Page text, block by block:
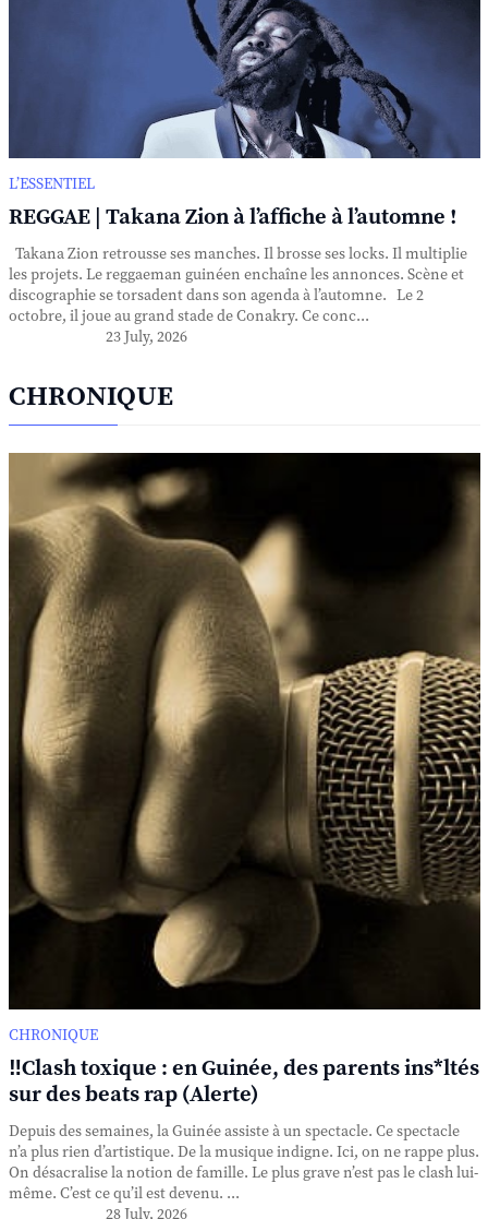
L’ESSENTIEL
REGGAE | Takana Zion à l’affiche à l’automne !
Takana Zion retrousse ses manches. Il brosse ses locks. Il multiplie
les projets. Le reggaeman guinéen enchaîne les annonces. Scène et
discographie se torsadent dans son agenda à l’automne. Le 2
octobre, il joue au grand stade de Conakry. Ce conc...
23 July, 2026
CHRONIQUE
CHRONIQUE
‼️Clash toxique : en Guinée, des parents ins*ltés
sur des beats rap (Alerte)
Depuis des semaines, la Guinée assiste à un spectacle. Ce spectacle
n’a plus rien d’artistique. De la musique indigne. Ici, on ne rappe plus.
On désacralise la notion de famille. Le plus grave n’est pas le clash lui-
même. C’est ce qu’il est devenu. ...
28 July, 2026